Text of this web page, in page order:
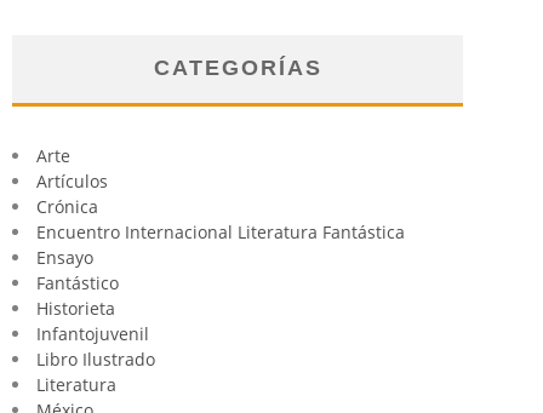
CATEGORÍAS
Arte
Artículos
Crónica
Encuentro Internacional Literatura Fantástica
Ensayo
Fantástico
Historieta
Infantojuvenil
Libro Ilustrado
Literatura